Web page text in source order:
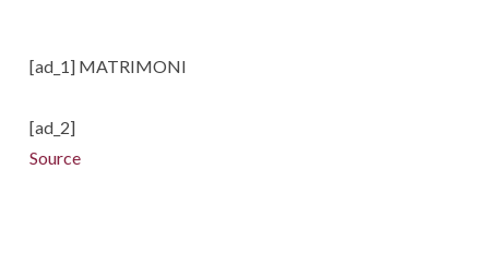
[ad_1] MATRIMONI
[ad_2]
Source